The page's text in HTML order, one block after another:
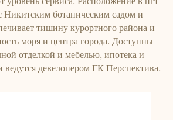
Никитским ботаническим садом и
тишину курортного района и
моря и центра города. Доступны
отделкой и мебелью, ипотека и
ведутся девелопером ГК Перспектива.